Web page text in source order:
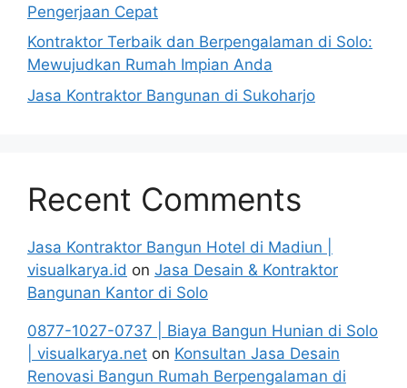
Pengerjaan Cepat
Kontraktor Terbaik dan Berpengalaman di Solo:
Mewujudkan Rumah Impian Anda
Jasa Kontraktor Bangunan di Sukoharjo
Recent Comments
Jasa Kontraktor Bangun Hotel di Madiun |
visualkarya.id on Jasa Desain & Kontraktor
Bangunan Kantor di Solo
0877-1027-0737 | Biaya Bangun Hunian di Solo
| visualkarya.net on Konsultan Jasa Desain
Renovasi Bangun Rumah Berpengalaman di